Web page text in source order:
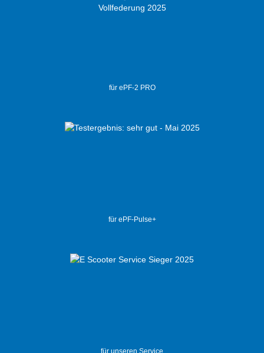
für ePF-2 PRO
für ePF-Pulse+